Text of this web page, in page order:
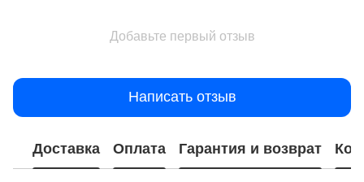
Добавьте первый отзыв
Написать отзыв
Доставка Оплата Гарантия и возврат